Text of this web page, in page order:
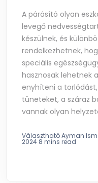
A párásító olyan
levegő
készülnek, és
rendelkezhetnek,
speciális
hasznosak lehetnek
enyhíteni a
tüneteket, a száraz
vannak olyan
Választható Ayman
2024 8 mins read